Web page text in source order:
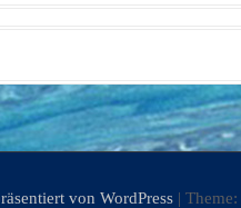
von WordPress | Theme: